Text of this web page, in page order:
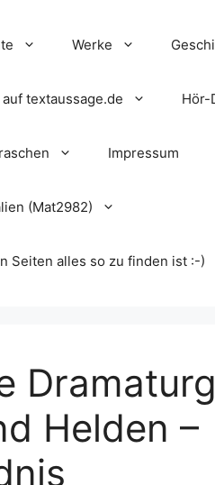
Werke
textaussage.de Hör-
Impressum
(Mat2982)
Seiten alles so zu finden ist :-)
Helden –